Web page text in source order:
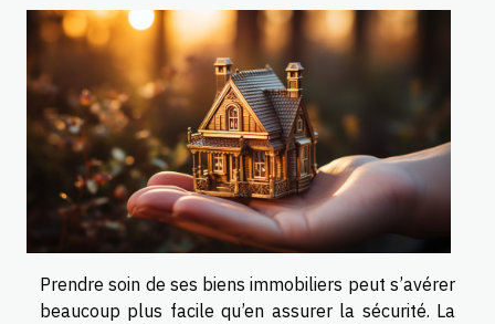
Prendre soin de ses biens immobiliers peut s’avérer
beaucoup plus facile qu’en assurer la sécurité. La